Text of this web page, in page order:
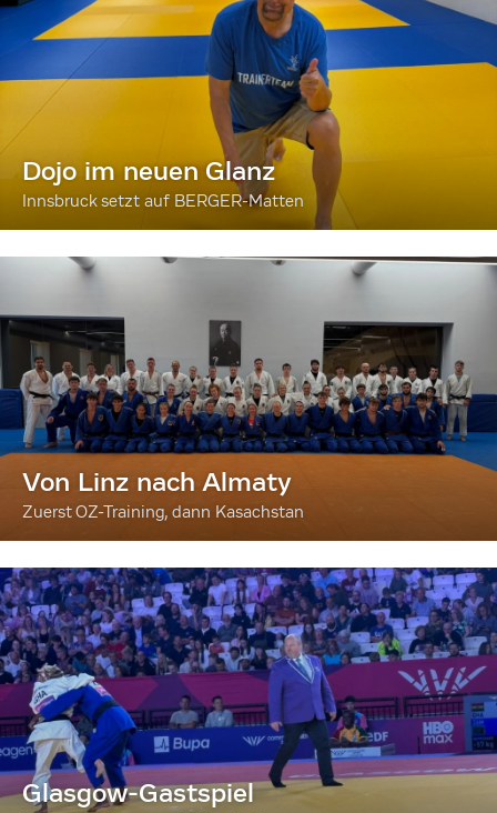
Dojo im neuen Glanz
Innsbruck setzt auf BERGER-Matten
Von Linz nach Almaty
Zuerst OZ-Training, dann Kasachstan
Glasgow-Gastspiel